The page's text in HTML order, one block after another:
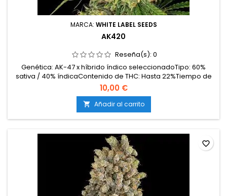
MARCA: WHITE LABEL SEEDS
AK420
Reseña(s): 0
Genética: AK-47 x híbrido índico seleccionadoTipo: 60%
sativa / 40% índicaContenido de THC: Hasta 22%Tiempo de
floración: 49–56 días en interiorProducción en interior: 500–
600 g/m²Producción en exterior: Hasta 800
g/plantaAltura: 80–120 cm en interior; hasta 200 cm en
exteriorAromas y sabores: Dulces y especiados, con notas
de pino,...
10,00 €
 Añadir al carrito
favorite_border